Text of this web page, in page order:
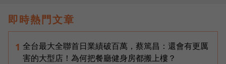
即時熱門文章
1 全台最大全聯首日業績破百萬，蔡篤昌：還會有更厲
害的大型店！為何把餐廳健身房都搬上樓？